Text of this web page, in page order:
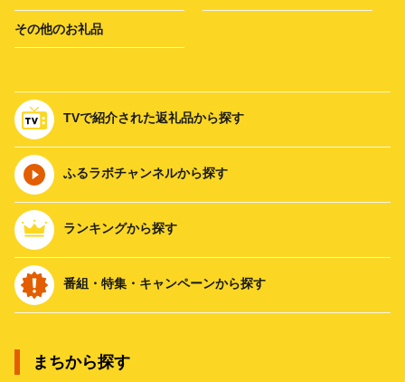
その他のお礼品
TVで紹介された返礼品から探す
ふるラボチャンネルから探す
ランキングから探す
番組・特集・キャンペーンから探す
まちから探す